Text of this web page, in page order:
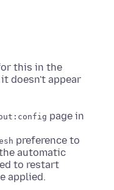
this in the
doesn't appear
page in
preference to
automatic
to restart